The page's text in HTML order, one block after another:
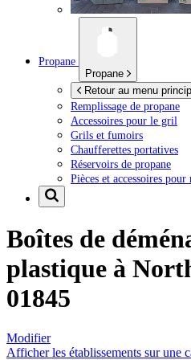
Propane
Propane
Retour au menu
Remplissage de propane
Accessoires pour le gril
Grils et fumoirs
Chaufferettes portatives
Réservoirs de propane
Pièces et accessoires
Boîtes de
plastique à
01845
Modifier
Afficher les établissements sur une